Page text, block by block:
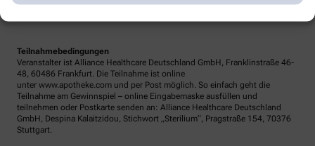
Teilnahmebedingungen
Veranstalter ist Alliance Healthcare Deutschland GmbH, Franklinstraße 46-
48, 60486 Frankfurt. Die Teilnahme ist online
unter www.apotheke.com und per Post möglich. So einfach geht die
Teilnahme am Gewinnspiel – online Eingabemaske ausfüllen und
teilnehmen oder Postkarte senden an: Alliance Healthcare Deutschland
GmbH, Despina Kalaitzidou, Stichwort „Sterilium“, Pragstraße 154, 70376
Stuttgart.